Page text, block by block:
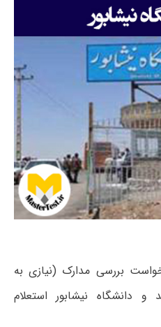
شماره ۲ درخواست بررسی مدارک (نیازی به
و دانشگاه نیشابور استعلام